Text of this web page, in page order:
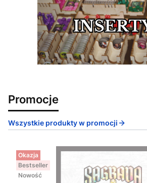
Promocje
Wszystkie produkty w promocji
Okazja
Bestseller
Nowość